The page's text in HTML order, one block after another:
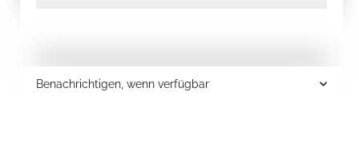
Benachrichtigen, wenn verfügbar